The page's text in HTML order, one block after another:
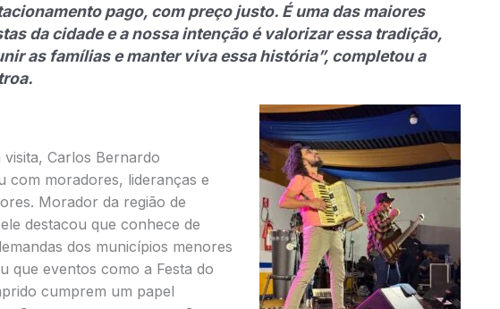
pago, com preço justo. É uma das maiores
da cidade e a nossa intenção é valorizar essa tradição,
as famílias e manter viva essa história”, completou a
visita, Carlos Bernardo
com moradores, lideranças e
Morador da região de
destacou que conhece de
dos municípios menores
que eventos como a Festa do
cumprem um papel